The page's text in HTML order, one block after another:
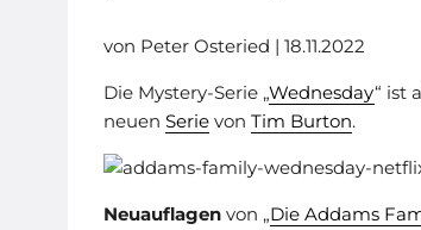
von Peter Osteried | 18.11.2022
Die Mystery-Serie „Wednesday“ ist
neuen Serie von Tim Burton.
Neuauflagen von „Die Addams